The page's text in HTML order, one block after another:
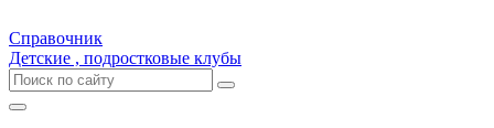
Справочник
Детские , подростковые клубы